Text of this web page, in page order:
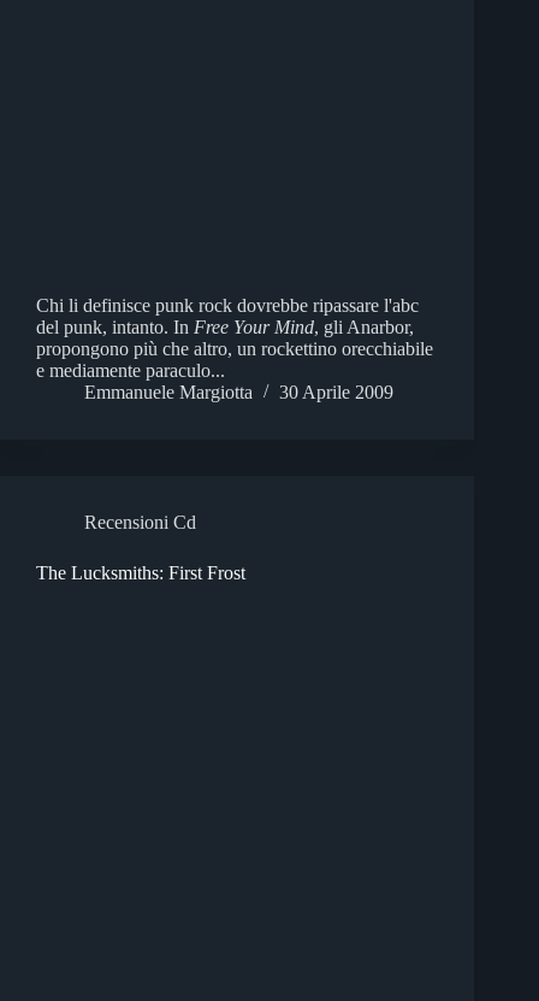
Chi li definisce punk rock dovrebbe ripassare l'abc
del punk, intanto. In Free Your Mind, gli Anarbor,
propongono più che altro, un rockettino orecchiabile
e mediamente paraculo...
Emmanuele Margiotta
30 Aprile 2009
Recensioni Cd
The Lucksmiths: First Frost